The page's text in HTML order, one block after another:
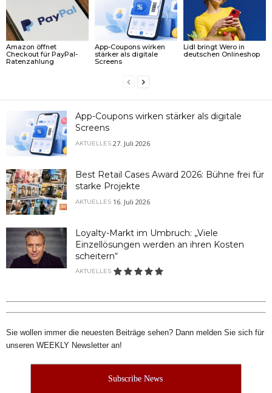
Amazon öffnet
Checkout für PayPal-
Ratenzahlung
App-Coupons wirken
stärker als digitale
Screens
Lidl bringt Wero in
deutschen Onlineshop
App-Coupons wirken stärker als digitale
Screens
AKTUELLES 27. Juli 2026
Best Retail Cases Award 2026: Bühne frei für
starke Projekte
AKTUELLES 16. Juli 2026
Loyalty-Markt im Umbruch: „Viele
Einzellösungen werden an ihren Kosten
scheitern“
AKTUELLES
Sie wollen immer die neuesten Beiträge sehen? Dann melden Sie sich für
unseren WEEKLY Newsletter an!
Subscribe News